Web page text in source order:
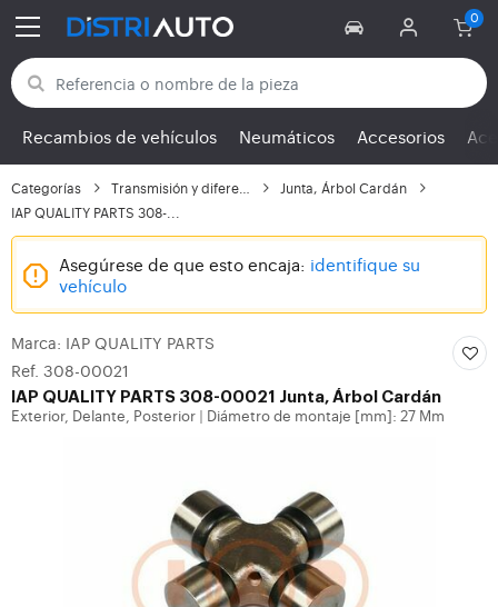
Volver a las categorías
Recambios de vehículos Neumáticos Accesorios
Categorías
Junta, Árbol Cardán
IAP QUALITY PARTS 308-...
Asegúrese de que esto encaja: identifique su
vehículo
Marca: IAP QUALITY PARTS
Ref. 308-00021
IAP QUALITY PARTS 308-00021 Junta, Árbol Cardán
Exterior, Delante, Posterior Diámetro de montaje [mm]: 27 Mm